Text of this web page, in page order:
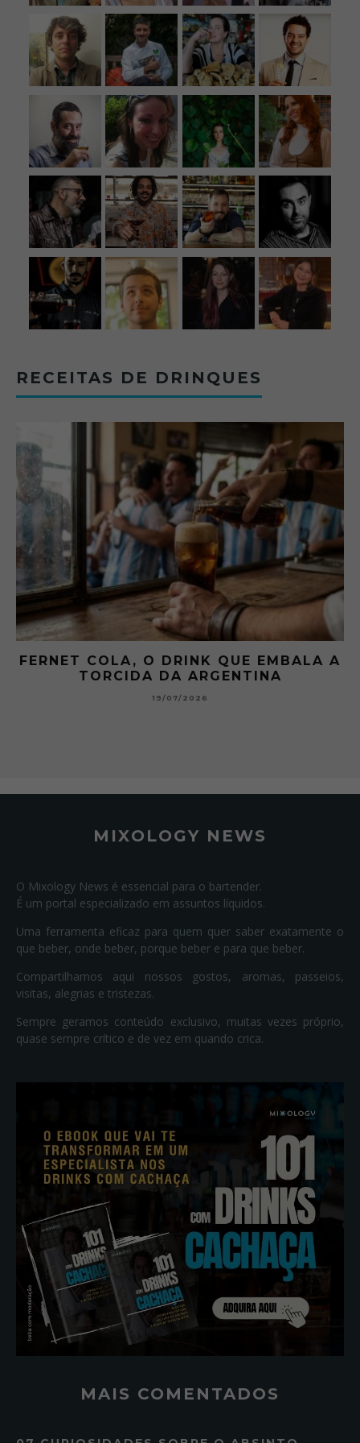
RECEITAS DE DRINQUES
FERNET COLA, O DRINK QUE EMBALA A
TORCIDA DA ARGENTINA
19/07/2026
MIXOLOGY NEWS
O Mixology News é essencial para o bartender.
É um portal especializado em assuntos líquidos.
Uma ferramenta eficaz para quem quer saber exatamente o
que beber, onde beber, porque beber e para que beber.
Compartilhamos aqui nossos gostos, aromas, passeios,
visitas, alegrias e tristezas.
Sempre geramos conteúdo exclusivo, muitas vezes próprio,
quase sempre crítico e de vez em quando crica.
MAIS COMENTADOS